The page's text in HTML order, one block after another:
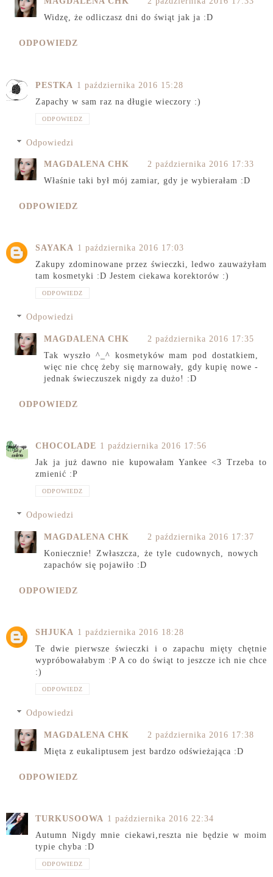
Widzę, że odliczasz dni do świąt jak ja :D
ODPOWIEDZ
PESTKA 1 października 2016 15:28
Zapachy w sam raz na długie wieczory :)
ODPOWIEDZ
Odpowiedzi
MAGDALENA CHK
2 października 2016 17:33
Właśnie taki był mój zamiar, gdy je wybierałam :D
ODPOWIEDZ
SAYAKA 1 października 2016 17:03
Zakupy zdominowane przez świeczki, ledwo zauważyłam
tam kosmetyki :D Jestem ciekawa korektorów :)
ODPOWIEDZ
Odpowiedzi
MAGDALENA CHK
2 października 2016 17:35
Tak wyszło ^_^ kosmetyków mam pod dostatkiem,
więc nie chcę żeby się marnowały, gdy kupię nowe -
jednak świeczuszek nigdy za dużo! :D
ODPOWIEDZ
CHOCOLADE 1 października 2016 17:56
Jak ja już dawno nie kupowałam Yankee <3 Trzeba to
zmienić :P
ODPOWIEDZ
Odpowiedzi
MAGDALENA CHK
2 października 2016 17:37
Koniecznie! Zwłaszcza, że tyle cudownych, nowych
zapachów się pojawiło :D
ODPOWIEDZ
SHJUKA 1 października 2016 18:28
Te dwie pierwsze świeczki i o zapachu mięty chętnie
wypróbowałabym :P A co do świąt to jeszcze ich nie chce
:)
ODPOWIEDZ
Odpowiedzi
MAGDALENA CHK
2 października 2016 17:38
Mięta z eukaliptusem jest bardzo odświeżająca :D
ODPOWIEDZ
TURKUSOOWA 1 października 2016 22:34
Autumn Nigdy mnie ciekawi,reszta nie będzie w moim
typie chyba :D
ODPOWIEDZ